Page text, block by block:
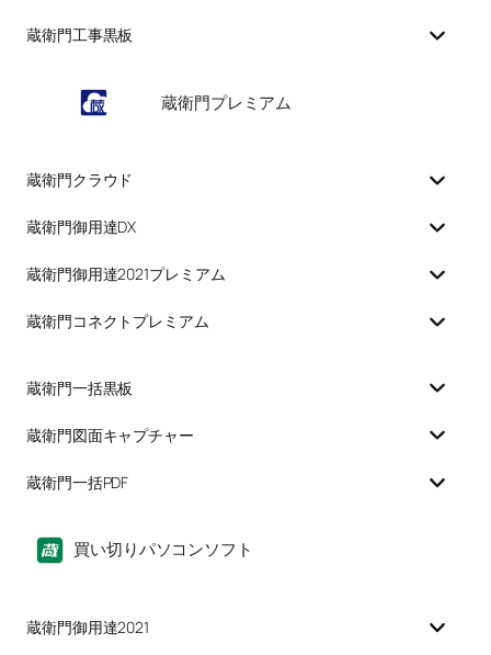
蔵衛門工事黒板
蔵衛門プレミアム
蔵衛門クラウド
蔵衛門御用達DX
蔵衛門御用達2021プレミアム
蔵衛門コネクトプレミアム
蔵衛門一括黒板
蔵衛門図面キャプチャー
蔵衛門一括PDF
買い切りパソコンソフト
蔵衛門御用達2021